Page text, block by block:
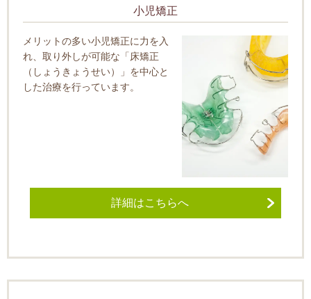
小児矯正
メリットの多い小児矯正に力を入
れ、取り外しが可能な「床矯正
（しょうきょうせい）」を中心と
した治療を行っています。
詳細はこちらへ